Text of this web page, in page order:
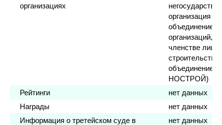
организациях
организация
объединение
организаций,
членстве лиц,
объединение
НОСТРОЙ)
Рейтинги
нет данных
Награды
нет данных
Информация о третейском суде в
нет данных